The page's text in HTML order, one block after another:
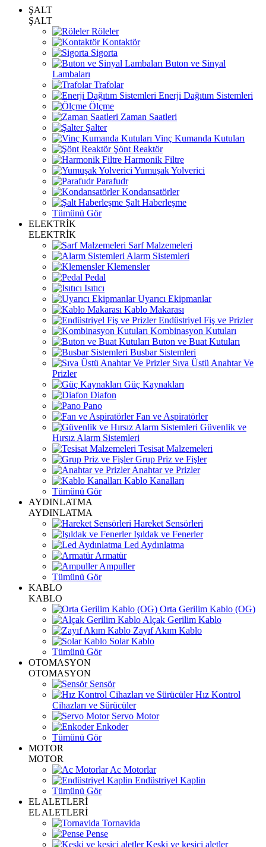
ŞALT
ŞALT
Röleler
Kontaktör
Sigorta
Buton ve Sinyal
Lambaları
Trafolar
Enerji Dağıtım Sistemleri
Ölçme
Zaman Saatleri
Şalter
Vinç Kumanda Kutuları
Şönt Reaktör
Harmonik Filtre
Yumuşak Yolverici
Parafudr
Kondansatörler
Şalt Haberleşme
Tümünü Gör
ELEKTRİK
ELEKTRİK
Sarf Malzemeleri
Alarm Sistemleri
Klemensler
Pedal
Isıtıcı
Uyarıcı Ekipmanlar
Kablo Makarası
Endüstriyel Fiş ve Prizler
Kombinasyon Kutuları
Buton ve Buat Kutuları
Busbar Sistemleri
Sıva Üstü Anahtar Ve
Prizler
Güç Kaynakları
Diafon
Pano
Fan ve Aspiratörler
Güvenlik ve
Hırsız Alarm Sistemleri
Tesisat Malzemeleri
Grup Priz ve Fişler
Anahtar ve Prizler
Kablo Kanalları
Tümünü Gör
AYDINLATMA
AYDINLATMA
Hareket Sensörleri
Işıldak ve Fenerler
Led Aydınlatma
Armatür
Ampuller
Tümünü Gör
KABLO
KABLO
Orta Gerilim Kablo (OG)
Alçak Gerilim Kablo
Zayıf Akım Kablo
Solar Kablo
Tümünü Gör
OTOMASYON
OTOMASYON
Sensör
Hız Kontrol
Cihazları ve Sürücüler
Servo Motor
Enkoder
Tümünü Gör
MOTOR
MOTOR
Ac Motorlar
Endüstriyel Kaplin
Tümünü Gör
EL ALETLERİ
EL ALETLERİ
Tornavida
Pense
Keski ve kesici aletler